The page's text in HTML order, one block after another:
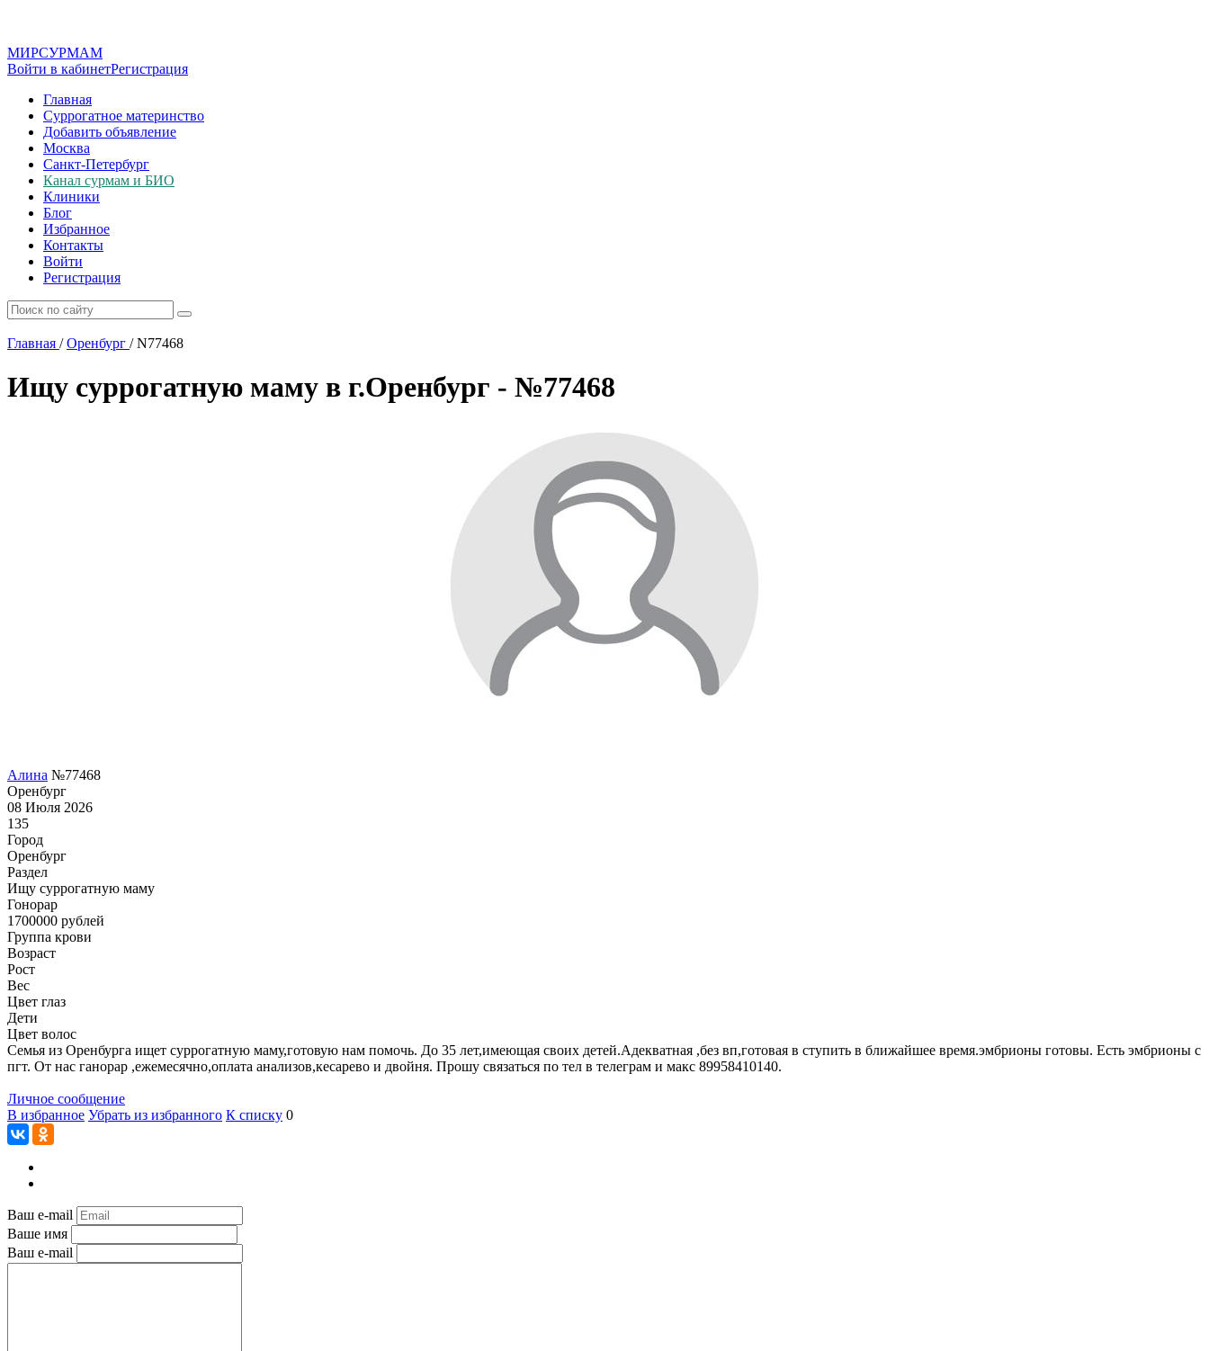
МИРСУРМАМ
Войти в кабинетРегистрация
Главная
Суррогатное материнство
Добавить объявление
Москва
Санкт-Петербург
Канал сурмам и БИО
Клиники
Блог
Избранное
Контакты
Войти
Регистрация
Главная / Оренбург /N77468
Ищу суррогатную маму в г.Оренбург - №77468
Алина №77468
Оренбург
08 Июля 2026
135
Город
Оренбург
Раздел
Ищу суррогатную маму
Гонoрар
1700000 рублей
Группа крови
Возраст
Рост
Вес
Цвет глаз
Дети
Цвет волос
Семья из Оренбурга ищет суррогатную маму,готовую нам помочь. До 35 лет,имеющая своих детей.Адекватная ,без вп,готовая в ступить в ближайшее время.эмбрионы готовы. Есть эмбрионы с
пгт. От нас ганорар ,ежемесячно,оплата анализов,кесарево и двойня. Прошу связаться по тел в телеграм и макс 89958410140.
Личное сообщение
В избранное Убрать из избранного К списку 0
Ваш e-mail
Ваше имя
Ваш e-mail